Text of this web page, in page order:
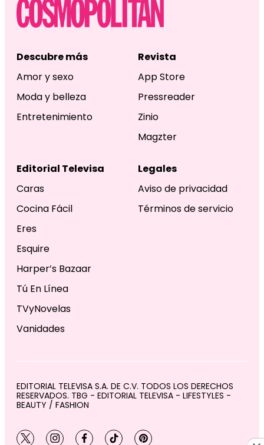
Descubre más
Amor y sexo
Moda y belleza
Entretenimiento
Revista
App Store
Pressreader
Zinio
Magzter
Editorial Televisa
Caras
Cocina Fácil
Eres
Esquire
Harper’s Bazaar
Tú En Línea
TVyNovelas
Vanidades
Legales
Aviso de privacidad
Términos de servicio
EDITORIAL TELEVISA S.A. DE C.V. TODOS LOS DERECHOS
RESERVADOS. TBG - EDITORIAL TELEVISA - LIFESTYLES -
BEAUTY / FASHION